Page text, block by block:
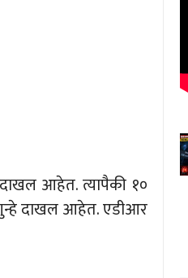
आहेत. त्यापैकी १०
दाखल आहेत. एडीआर